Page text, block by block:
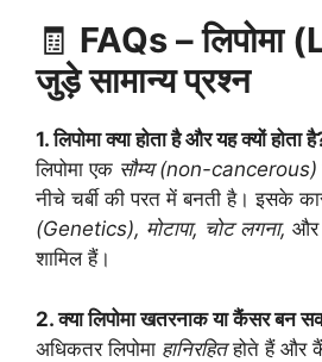
🧾 FAQs – लिपोमा
जुड़े सामान्य प्रश्न
1. लिपोमा क्या होता है और यह क्यों होता
लिपोमा एक सौम्य (non-cancerous)
नीचे चर्बी की परत में बनती है। इसके
(Genetics), मोटापा, चोट लगना, और
शामिल हैं।
2. क्या लिपोमा खतरनाक या कैंसर बन
अधिकतर लिपोमा हानिरहितहोते हैं और